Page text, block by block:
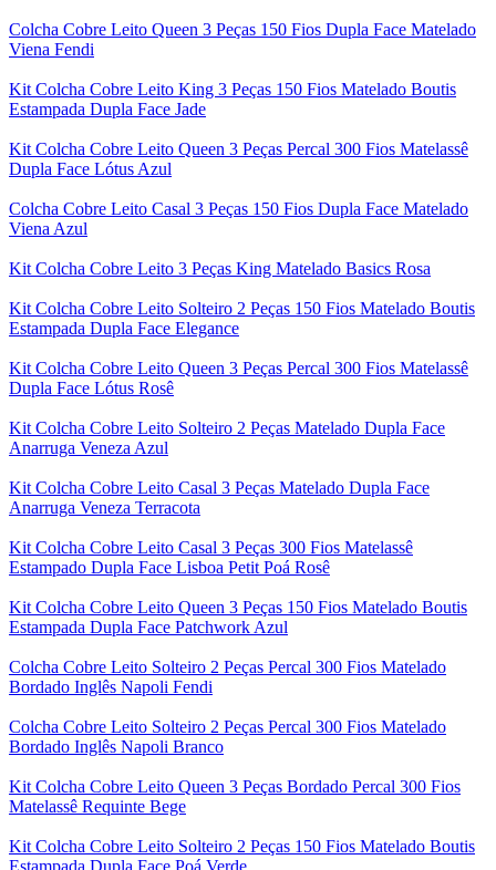
Colcha Cobre Leito Queen 3 Peças 150 Fios Dupla Face Matelado
Viena Fendi
Kit Colcha Cobre Leito King 3 Peças 150 Fios Matelado Boutis
Estampada Dupla Face Jade
Kit Colcha Cobre Leito Queen 3 Peças Percal 300 Fios Matelassê
Dupla Face Lótus Azul
Colcha Cobre Leito Casal 3 Peças 150 Fios Dupla Face Matelado
Viena Azul
Kit Colcha Cobre Leito 3 Peças King Matelado Basics Rosa
Kit Colcha Cobre Leito Solteiro 2 Peças 150 Fios Matelado Boutis
Estampada Dupla Face Elegance
Kit Colcha Cobre Leito Queen 3 Peças Percal 300 Fios Matelassê
Dupla Face Lótus Rosê
Kit Colcha Cobre Leito Solteiro 2 Peças Matelado Dupla Face
Anarruga Veneza Azul
Kit Colcha Cobre Leito Casal 3 Peças Matelado Dupla Face
Anarruga Veneza Terracota
Kit Colcha Cobre Leito Casal 3 Peças 300 Fios Matelassê
Estampado Dupla Face Lisboa Petit Poá Rosê
Kit Colcha Cobre Leito Queen 3 Peças 150 Fios Matelado Boutis
Estampada Dupla Face Patchwork Azul
Colcha Cobre Leito Solteiro 2 Peças Percal 300 Fios Matelado
Bordado Inglês Napoli Fendi
Colcha Cobre Leito Solteiro 2 Peças Percal 300 Fios Matelado
Bordado Inglês Napoli Branco
Kit Colcha Cobre Leito Queen 3 Peças Bordado Percal 300 Fios
Matelassê Requinte Bege
Kit Colcha Cobre Leito Solteiro 2 Peças 150 Fios Matelado Boutis
Estampada Dupla Face Poá Verde